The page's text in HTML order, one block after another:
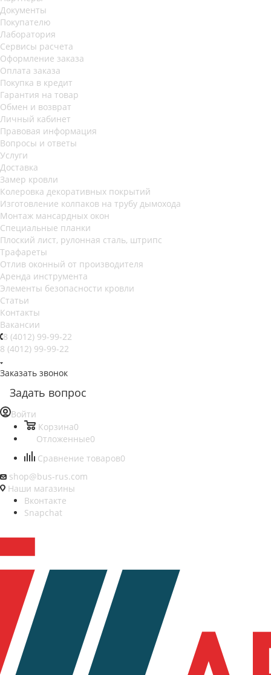
Документы
Покупателю
Лаборатория
Сервисы расчета
Оформление заказа
Оплата заказа
Покупка в кредит
Гарантия на товар
Обмен и возврат
Личный кабинет
Правовая информация
Вопросы и ответы
Услуги
Доставка
Замер кровли
Колеровка декоративных покрытий
Изготовление колпаков на трубу дымохода
Монтаж мансардных окон
Специальные планки
Плоский лист, рулонная сталь, штрипс
Трафареты
Отлив оконный от производителя
Аренда инструмента
Элементы безопасности кровли
Статьи
Контакты
Вакансии
8 (4012) 99-99-22
8 (4012) 99-99-22
Заказать звонок
Задать вопрос
Войти
Корзина0
Отложенные0
Сравнение товаров0
shop@bus-rus.com
Наши магазины
Вконтакте
Snapchat